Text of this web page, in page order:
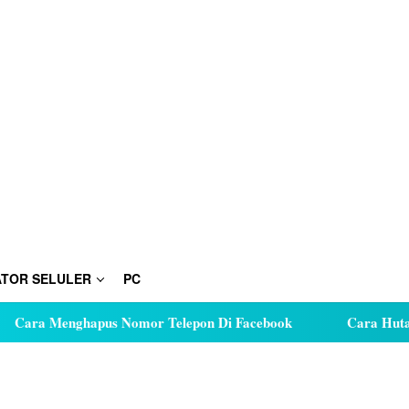
SELULER PC
Nomor Telepon Di Facebook Cara Hutang Kuota di